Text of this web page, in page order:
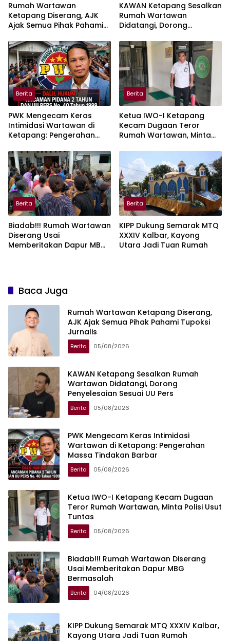
Rumah Wartawan
Ketapang Diserang, AJK
Ajak Semua Pihak Pahami
KAWAN Ketapang Sesalkan
Rumah Wartawan
Didatangi, Dorong
Pers
Berita
PWK Mengecam Keras
Intimidasi Wartawan di
Ketapang: Pengerahan
Berita
Ketua IWO-I Ketapang
Kecam Dugaan Teror
Rumah Wartawan, Minta
Berita
Biadab!!! Rumah Wartawan
Diserang Usai
Memberitakan Dapur MBG
Berita
KIPP Dukung Semarak MTQ
XXXIV Kalbar, Kayong
Utara Jadi Tuan Rumah
Baca Juga
Rumah Wartawan Ketapang Diserang,
AJK Ajak Semua Pihak Pahami Tupoksi
Jurnalis
Berita 05/08/2026
KAWAN Ketapang Sesalkan Rumah
Wartawan Didatangi, Dorong
Penyelesaian Sesuai UU Pers
Berita 05/08/2026
PWK Mengecam Keras Intimidasi
Wartawan di Ketapang: Pengerahan
Massa Tindakan Barbar
Berita 05/08/2026
Ketua IWO-I Ketapang Kecam Dugaan
Teror Rumah Wartawan, Minta Polisi Usut
Tuntas
Berita 05/08/2026
Biadab!!! Rumah Wartawan Diserang
Usai Memberitakan Dapur MBG
Bermasalah
Berita 04/08/2026
KIPP Dukung Semarak MTQ XXXIV Kalbar,
Kayong Utara Jadi Tuan Rumah